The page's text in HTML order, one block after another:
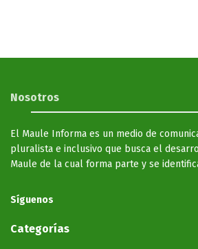
Nosotros
El Maule Informa es un medio de
pluralista e inclusivo que busca el
Maule de la cual forma parte y se
Síguenos
Categorías